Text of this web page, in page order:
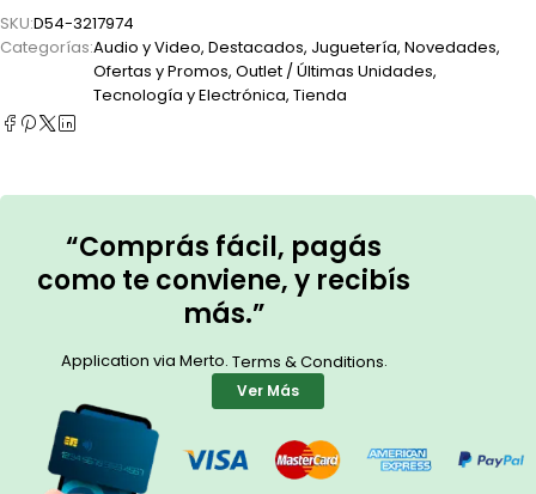
SKU:D54-3217974
Categorías:Audio y Video, Destacados, Juguetería, Novedades,
Ofertas y Promos, Outlet / Últimas Unidades,
Tecnología y Electrónica, Tienda
“Comprás fácil, pagás
como te conviene, y recibís
más.”
Application via Merto. Terms & Conditions.
Ver Más